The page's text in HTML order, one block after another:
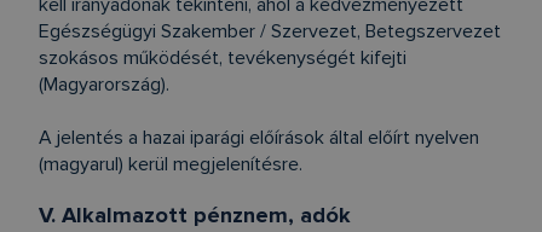
kell irányadónak tekinteni, ahol a kedvezményezett
Egészségügyi Szakember / Szervezet, Betegszervezet
szokásos működését, tevékenységét kifejti
(Magyarország).
A jelentés a hazai iparági előírások által előírt nyelven
(magyarul) kerül megjelenítésre.
V. Alkalmazott pénznem, adók